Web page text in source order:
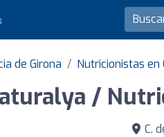
de Girona Nutricionistas en
/
C.